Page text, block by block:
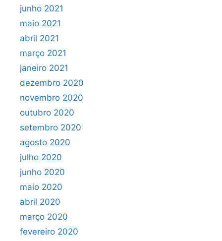
junho 2021
maio 2021
abril 2021
março 2021
janeiro 2021
dezembro 2020
novembro 2020
outubro 2020
setembro 2020
agosto 2020
julho 2020
junho 2020
maio 2020
abril 2020
março 2020
fevereiro 2020